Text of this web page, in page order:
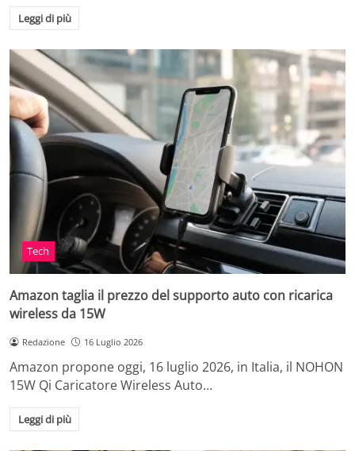
Leggi di più
Tech
Amazon taglia il prezzo del supporto auto con ricarica
wireless da 15W
Redazione 16 Luglio 2026
Amazon propone oggi, 16 luglio 2026, in Italia, il NOHON
15W Qi Caricatore Wireless Auto…
Leggi di più